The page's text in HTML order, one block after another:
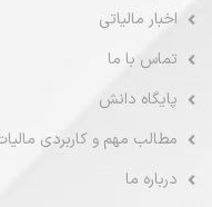
اخبار مالیاتی
تماس با ما
پایگاه دانش
مطالب مهم و کاربردی
درباره ما